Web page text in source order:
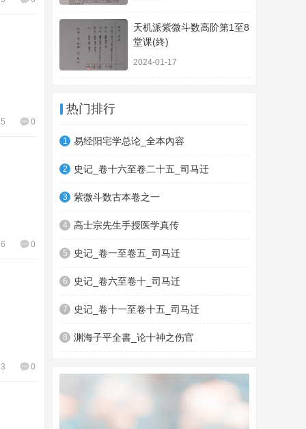
0
0
0
天机派紫微斗数高阶第1至8
堂课(終)
2024-01-17
热门排行
1 易经阳宅学总论_全本內容
2 史记_卷十六至卷二十五_司马迁
3 紫微斗数古本卷之一
4 高士宗先生手授医学真传
5 史记_卷一至卷五_司马迁
6 史记_卷六至卷十_司马迁
7 史记_卷十一至卷十五_司马迁
8 渊海子平全書_论十神之伤官